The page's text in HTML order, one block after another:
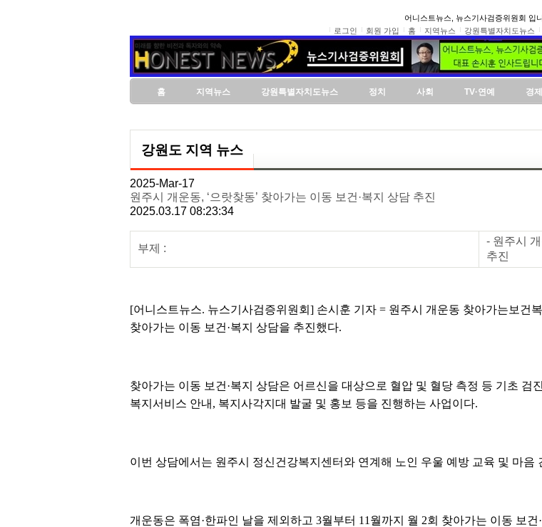
어니스트뉴스, 뉴스기사검증위원회 입
로그인
회원 가입 홈 지역뉴스 강원특별자치도뉴스
홈 지역뉴스 강원특별자치도뉴스 정치 사회 TV·연예 경제
강원도 지역 뉴스
2025-Mar-17
원주시 개운동, ‘으랏찾동’ 찾아가는 이동 보건·복지 상담 추진
2025.03.17 08:23:34
부제 :
- 원주시
추진
[어니스트뉴스. 뉴스기사검증위원회] 손시훈 기자 = 원주시 개운동 찾아가는보건
찾아가는 이동 보건·복지 상담을 추진했다.
찾아가는 이동 보건·복지 상담은 어르신을 대상으로 혈압 및 혈당 측정 등 기초 검
복지서비스 안내, 복지사각지대 발굴 및 홍보 등을 진행하는 사업이다.
이번 상담에서는 원주시 정신건강복지센터와 연계해 노인 우울 예방 교육 및 마음
개운동은 폭염·한파인 날을 제외하고 3월부터 11월까지 월 2회 찾아가는 이동 보